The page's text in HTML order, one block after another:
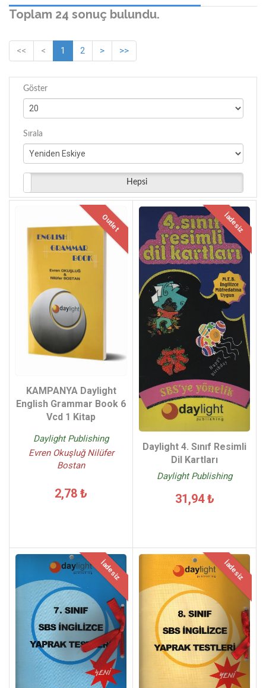
Toplam 24 sonuç bulundu.
<< < 1 2 > >>
Göster
Sırala
Hepsi
Outlet
KAMPANYA Daylight
English Grammar Book 6
Vcd 1 Kitap
Daylight Publishing
Evren Okuşluğ Nilüfer
Bostan
2,78 ₺
İadesiz
Daylight 4. Sınıf Resimli
Dil Kartları
Daylight Publishing
31,94 ₺
İadesiz İadesiz